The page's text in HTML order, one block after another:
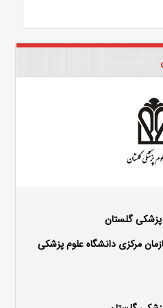
گلستان
مرکزی دانشگاه علوم پزشکی